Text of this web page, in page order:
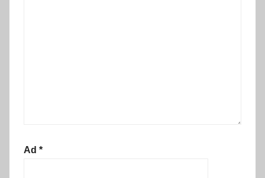
Ad *